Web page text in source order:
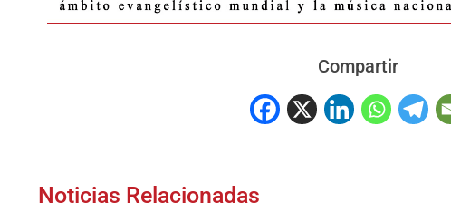
Compartir
Noticias Relacionadas